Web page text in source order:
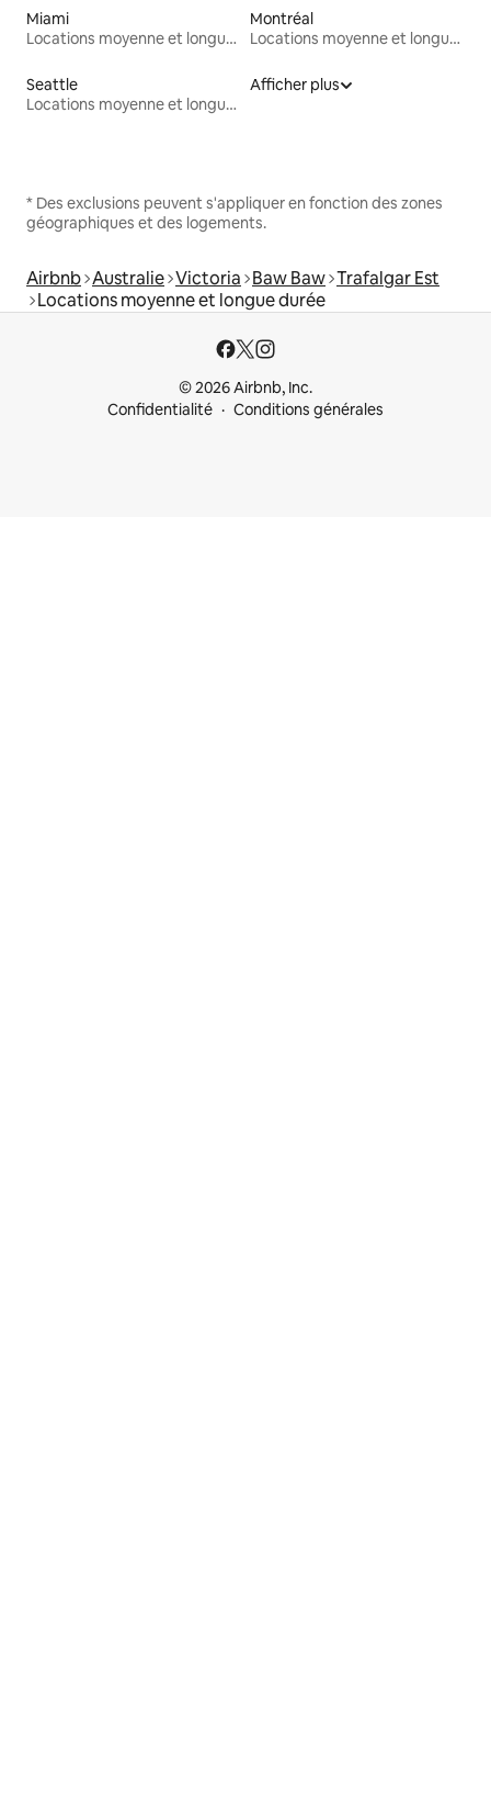
Miami
Locations moyenne et longue durée
Montréal
Locations moyenne et longue durée
Seattle
Locations moyenne et longue durée
Afficher plus
* Des exclusions peuvent s'appliquer en fonction des zones
géographiques et des logements.
Airbnb Australie Victoria Baw Baw Trafalgar Est
Locations moyenne et longue durée
© 2026 Airbnb, Inc.
Confidentialité
Conditions générales